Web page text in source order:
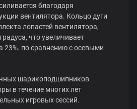
благодаря
вентилятора. Кольцо дуги
лопастей вентилятора,
что увеличивает
23%. по сравнению с осевыми
шарикоподшипников
в течение многих лет
игровых сессий.